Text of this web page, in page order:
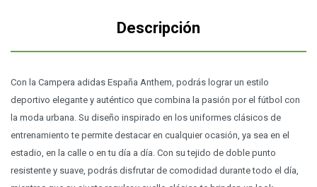
Descripción
Con la Campera adidas España Anthem, podrás lograr un estilo
deportivo elegante y auténtico que combina la pasión por el fútbol con
la moda urbana. Su diseño inspirado en los uniformes clásicos de
entrenamiento te permite destacar en cualquier ocasión, ya sea en el
estadio, en la calle o en tu día a día. Con su tejido de doble punto
resistente y suave, podrás disfrutar de comodidad durante todo el día,